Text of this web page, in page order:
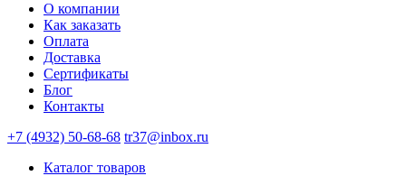
О компании
Как заказать
Оплата
Доставка
Сертификаты
Блог
Контакты
+7 (4932) 50-68-68 tr37@inbox.ru
Каталог товаров